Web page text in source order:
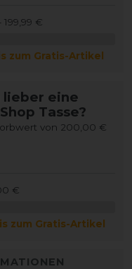
€
zum Gratis-Artikel
lieber eine
Tasse?
von 200,00 €
€
zum Gratis-Artikel